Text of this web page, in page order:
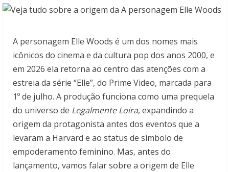
A personagem Elle Woods é um dos nomes mais
icônicos do cinema e da cultura pop dos anos 2000, e
em 2026 ela retorna ao centro das atenções com a
estreia da série “Elle”, do Prime Video, marcada para
1º de julho. A produção funciona como uma prequela
do universo de Legalmente Loira, expandindo a
origem da protagonista antes dos eventos que a
levaram a Harvard e ao status de símbolo de
empoderamento feminino. Mas, antes do
lançamento, vamos falar sobre a origem de Elle